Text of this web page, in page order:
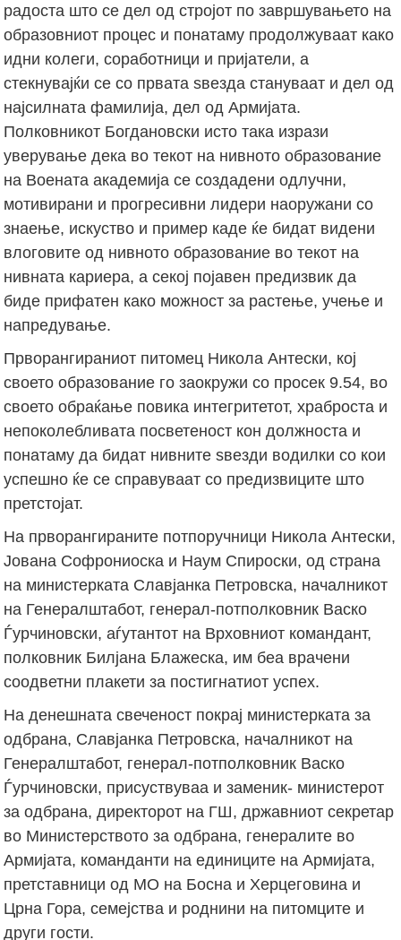
радоста што се дел од стројот по завршувањето на
образовниот процес и понатаму продолжуваат како
идни колеги, соработници и пријатели, а
стекнувајќи се со првата ѕвезда стануваат и дел од
најсилната фамилија, дел од Армијата.
Полковникот Богдановски исто така изрази
уверување дека во текот на нивното образование
на Воената академија се создадени одлучни,
мотивирани и прогресивни лидери наоружани со
знаење, искуство и пример каде ќе бидат видени
влоговите од нивното образование во текот на
нивната кариера, а секој појавен предизвик да
биде прифатен како можност за растење, учење и
напредување.
Прворангираниот питомец Никола Антески, кој
своето образование го заокружи со просек 9.54, во
своето обраќање повика интегритетот, храброста и
непоколебливата посветеност кон должноста и
понатаму да бидат нивните ѕвезди водилки со кои
успешно ќе се справуваат со предизвиците што
претстојат.
На прворангираните потпоручници Никола Антески,
Јована Софрониоска и Наум Спироски, од страна
на министерката Славјанка Петровска, началникот
на Генералштабот, генерал-потполковник Васко
Ѓурчиновски, аѓутантот на Врховниот командант,
полковник Билјана Блажеска, им беа врачени
соодветни плакети за постигнатиот успех.
На денешната свеченост покрај министерката за
одбрана, Славјанка Петровска, началникот на
Генералштабот, генерал-потполковник Васко
Ѓурчиновски, присуствуваа и заменик- министерот
за одбрана, директорот на ГШ, државниот секретар
во Министерството за одбрана, генералите во
Армијата, команданти на единиците на Армијата,
претставници од МО на Босна и Херцеговина и
Црна Гора, семејства и роднини на питомците и
други гости.